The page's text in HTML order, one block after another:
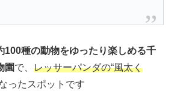
100種の動物をゆったり楽しめる千
園で、 レッサーパンダの“風太く
ったスポットです